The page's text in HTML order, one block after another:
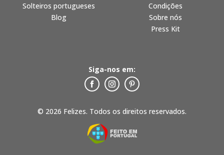
© 2026 Felizes. Todos os direitos reservados.
Solteiros portugueses
Blog
Condições
Sobre nós
Press Kit
Siga-nos em: